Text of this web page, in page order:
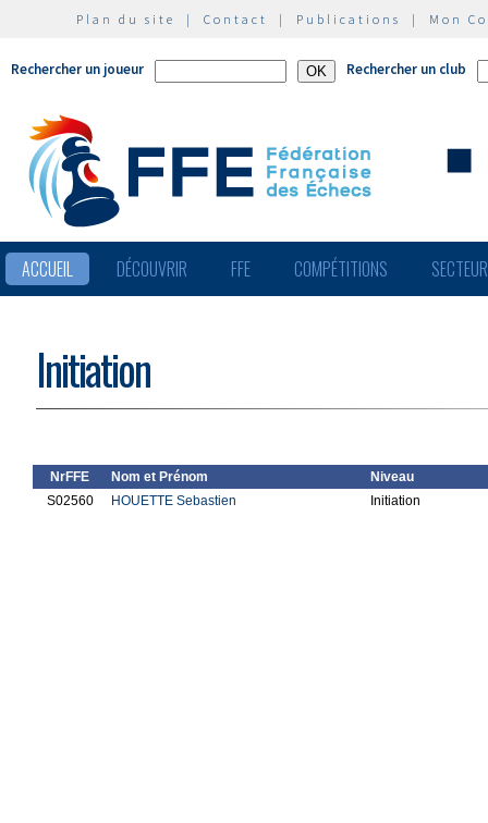
Plan du site | Contact | Publications | Mon
Rechercher un joueur Rechercher un club
ACCUEIL DÉCOUVRIR FFE COMPÉTITIONS
Initiation
NrFFE Nom et Prénom
Niveau
S02560
HOUETTE Sebastien Initiation